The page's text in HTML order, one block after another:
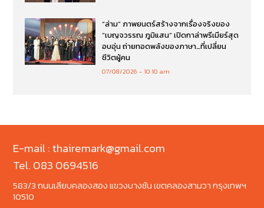
“ล่าม” ภาพยนตร์สร้างจากเรื่องจริงของ
“เบญจวรรณ ภูมิแสน” เปิดกาล่าพรีเมียร์สุด
อบอุ่น ถ่ายทอดพลังของภาษา…ที่เปลี่ยน
ชีวิตผู้คน
07/08/2026 10:10 am
E-mail : thairemark@gmail.com
Tel. 083 0694516
583/3 ถนนเลียบคลองสอง แขวงบางชัน เขตคลองสามวา กรุงเทพฯ
10510